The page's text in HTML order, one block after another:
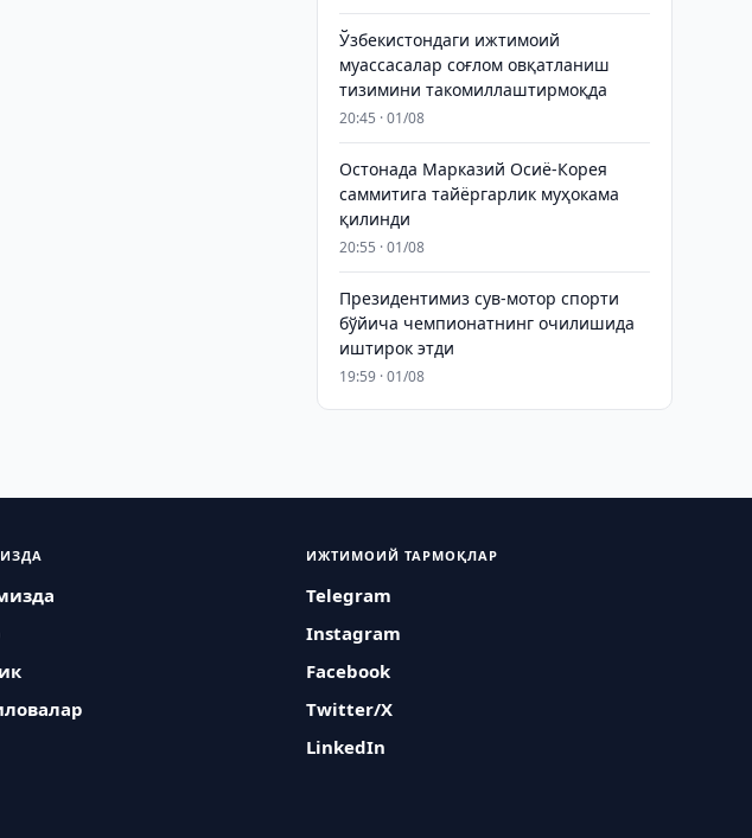
Ўзбекистондаги ижтимоий
муассасалар соғлом овқатланиш
тизимини такомиллаштирмоқда
20:45 · 01/08
Остонада Марказий Осиё-Корея
саммитига тайёргарлик муҳокама
қилинди
20:55 · 01/08
Президентимиз сув-мотор спорти
бўйича чемпионатнинг очилишида
иштирок этди
19:59 · 01/08
ИЖТИМОИЙ ТАРМОҚЛАР
Telegram
Instagram
Facebook
Twitter/X
LinkedIn